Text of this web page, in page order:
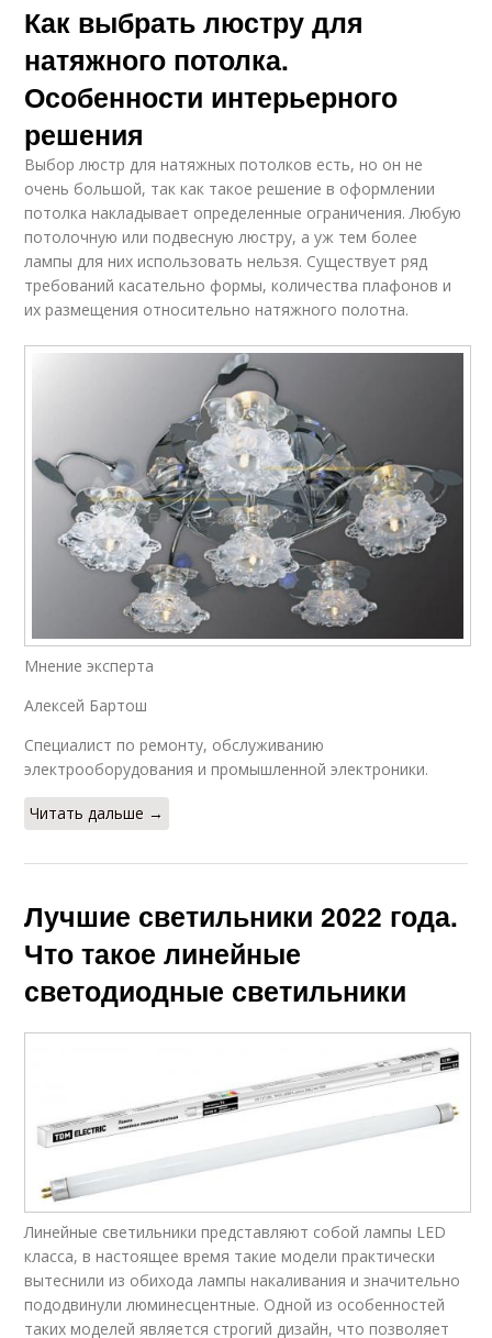
Как выбрать люстру для
натяжного потолка.
Особенности интерьерного
решения
Выбор люстр для натяжных потолков есть, но он не
очень большой, так как такое решение в оформлении
потолка накладывает определенные ограничения. Любую
потолочную или подвесную люстру, а уж тем более
лампы для них использовать нельзя. Существует ряд
требований касательно формы, количества плафонов и
их размещения относительно натяжного полотна.
Мнение эксперта
Алексей Бартош
Специалист по ремонту, обслуживанию
электрооборудования и промышленной электроники.
Читать дальше →
Лучшие светильники 2022 года.
Что такое линейные
светодиодные светильники
Линейные светильники представляют собой лампы LED
класса, в настоящее время такие модели практически
вытеснили из обихода лампы накаливания и значительно
пододвинули люминесцентные. Одной из особенностей
таких моделей является строгий дизайн, что позволяет